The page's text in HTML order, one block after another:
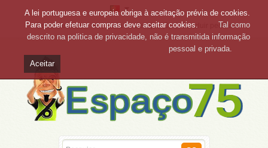
Conta de cliente Lista de desejos (0) Concluir pedido
A lei portuguesa e europeia obriga à aceitação prévia de cookies.
Para poder efetuar compras deve aceitar cookies.
Tal como
descrito na politica de privacidade, não é transmitida informação
pessoal e privada.
Aceitar